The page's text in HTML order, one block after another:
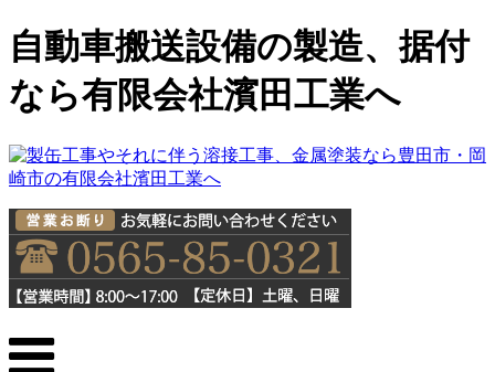
自動車搬送設備の製造、据付
なら有限会社濱田工業へ